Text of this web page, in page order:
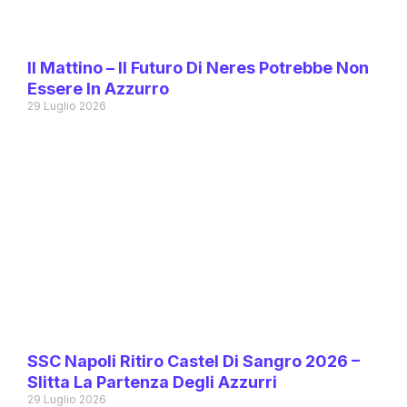
Il Mattino – Il Futuro Di Neres Potrebbe Non
Essere In Azzurro
29 Luglio 2026
SSC Napoli Ritiro Castel Di Sangro 2026 –
Slitta La Partenza Degli Azzurri
29 Luglio 2026